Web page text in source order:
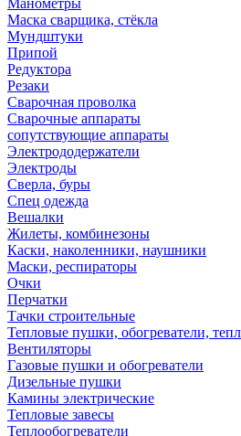
Манометры
Маска сварщика, стёкла
Мундштуки
Припой
Редуктора
Резаки
Сварочная проволка
Сварочные аппараты
сопутствующие аппараты
Электрододержатели
Электроды
Сверла, буры
Спец одежда
Вешалки
Жилеты, комбинезоны
Каски, наколенники, наушники
Маски, респираторы
Очки
Перчатки
Тачки строительные
Тепловые пушки, обогреватели,
Вентиляторы
Газовые пушки и обогреватели
Дизельные пушки
Камины электрические
Тепловые завесы
Теплообогреватели